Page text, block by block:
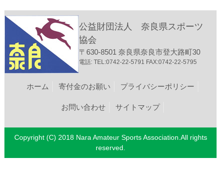
公益財団法人 奈良県スポーツ
協会
〒630-8501 奈良県奈良市登大路町30
電話: TEL:0742-22-5791 FAX:0742-22-5795
ホーム 寄付金のお願い プライバシーポリシー
お問い合わせ サイトマップ
Copyright (C) 2018 Nara Amateur Sports Association.All rights
reserved.